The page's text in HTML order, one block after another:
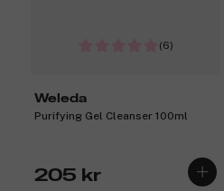
(6)
Weleda
Purifying Gel Cleanser 100ml
205 kr